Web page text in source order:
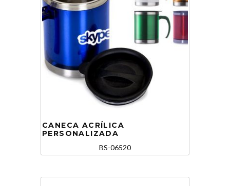
CANECA ACRÍLICA
PERSONALIZADA
BS-06520